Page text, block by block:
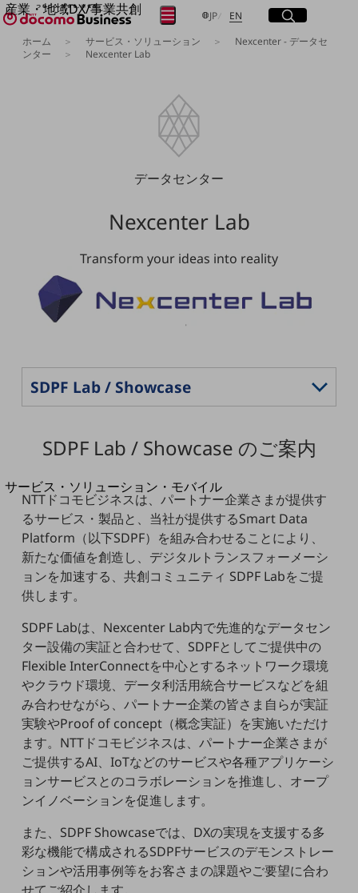
産業・地域DX/事業共創
OPEN HUB for Plural Futures
自律・分散・協調型社会の実現を目指し、
プレイヤー(カタリスト/パートナー企業)
産業・地域DXプラットフォーマーとして
Smart Mobility
Smart Worksite
生成AI(Generative AI)
地域の取り組み
地域経済のさらなる活性化に取り組みます
自治体・地域社会との共創
LGPF(Local Government Platform)
別ウィンドウで開きます
サービス・ソリューション・モバイル
サービス・ソリューションTOP
DXに関する課題を解決する
サービス・ソリューションをご紹介
カテゴリーで探す
カテゴリーで探すTOP
クラウド・データセンター
電話・映像コミュニケーション
セキュリティ
運用管理
業務支援・マーケティング
JP日本語
EN Englishサイト内検索
開く
メニュー
開く
ホーム サービス・ソリューション
Nexcenter - データセ
ンター
Nexcenter Lab
データセンター
Nexcenter Lab
Transform your ideas into reality
SDPF Lab / Showcase のご案内
NTTドコモビジネスは、パートナー企業さまが提供す
るサービス・製品と、当社が提供するSmart Data
Platform（以下SDPF）を組み合わせることにより、
新たな価値を創造し、デジタルトランスフォーメーシ
ョンを加速する、共創コミュニティ SDPF Labをご提
供します。
SDPF Labは、Nexcenter Lab内で先進的なデータセン
ター設備の実証と合わせて、SDPFとしてご提供中の
Flexible InterConnectを中心とするネットワーク環境
やクラウド環境、データ利活用統合サービスなどを組
み合わせながら、パートナー企業の皆さま自らが実証
実験やProof of concept（概念実証）を実施いただけ
ます。NTTドコモビジネスは、パートナー企業さまが
ご提供するAI、IoTなどのサービスや各種アプリケーシ
ョンサービスとのコラボレーションを推進し、オープ
ンイノベーションを促進します。
また、SDPF Showcaseでは、DXの実現を支援する多
彩な機能で構成されるSDPFサービスのデモンストレー
ションや活用事例等をお客さまの課題やご要望に合わ